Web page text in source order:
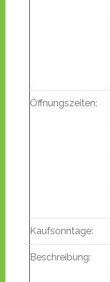
Öffnungszeiten:
Kaufsonntage:
Beschreibung: